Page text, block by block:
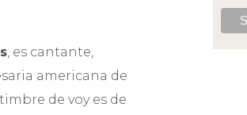
, es cantante,
americana de
de voy es de